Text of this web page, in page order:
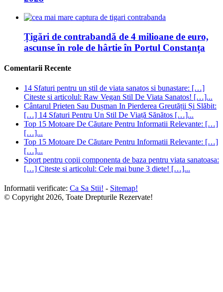
Țigări de contrabandă de 4 milioane de euro,
ascunse în role de hârtie în Portul Constanța
Comentarii Recente
14 Sfaturi pentru un stil de viata sanatos si bunastare: […]
Citeste si articolul: Raw Vegan Stil De Viata Sanatos! […]...
Cântarul Prieten Sau Dușman In Pierderea Greutății Și Slăbit:
[…] 14 Sfaturi Pentru Un Stil De Viață Sănătos […]...
Top 15 Motoare De Căutare Pentru Informatii Relevante: […]
[…]...
Top 15 Motoare De Căutare Pentru Informatii Relevante: […]
[…]...
Sport pentru copii componenta de baza pentru viata sanatoasa:
[…] Citeste si articolul: Cele mai bune 3 diete! […]...
Informatii verificate: Ca Sa Stii! - Sitemap!
© Copyright 2026, Toate Drepturile Rezervate!